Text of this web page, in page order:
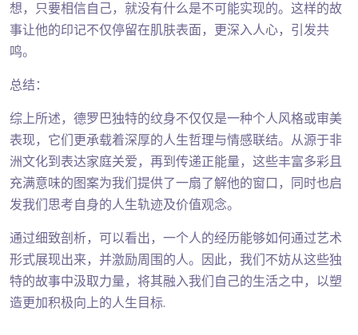
想，只要相信自己，就没有什么是不可能实现的。这样的故
事让他的印记不仅停留在肌肤表面，更深入人心，引发共
鸣。
总结：
综上所述，德罗巴独特的纹身不仅仅是一种个人风格或审美
表现，它们更承载着深厚的人生哲理与情感联结。从源于非
洲文化到表达家庭关爱，再到传递正能量，这些丰富多彩且
充满意味的图案为我们提供了一扇了解他的窗口，同时也启
发我们思考自身的人生轨迹及价值观念。
通过细致剖析，可以看出，一个人的经历能够如何通过艺术
形式展现出来，并激励周围的人。因此，我们不妨从这些独
特的故事中汲取力量，将其融入我们自己的生活之中，以塑
造更加积极向上的人生目标.